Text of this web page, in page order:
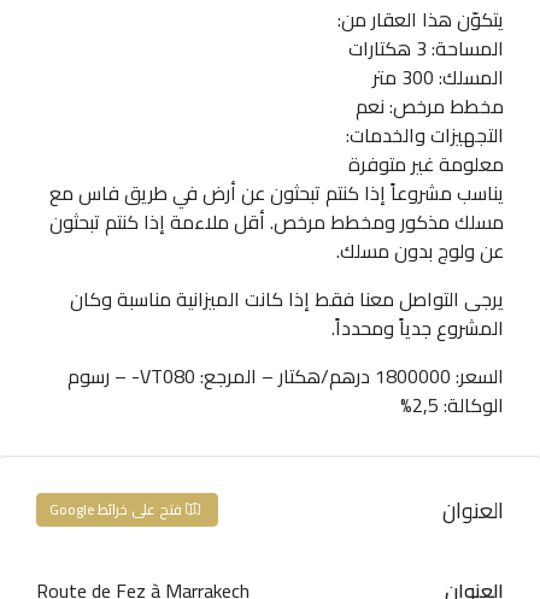
يتكوّن هذا العقار من:
المساحة: 3 هكتارات
المسلك: 300 متر
مخطط مرخص: نعم
التجهيزات والخدمات:
معلومة غير متوفرة
يناسب مشروعاً إذا كنتم تبحثون عن أرض في طريق فاس مع
مسلك مذكور ومخطط مرخص. أقل ملاءمة إذا كنتم تبحثون
عن ولوج بدون مسلك.
يرجى التواصل معنا فقط إذا كانت الميزانية مناسبة وكان
المشروع جدياً ومحدداً.
السعر: 1800000 درهم/هكتار – المرجع: VT080- – رسوم
الوكالة: 2,5%
العنوان فتح على خرائط Google
العنوان
Route de Fez à Marrakech